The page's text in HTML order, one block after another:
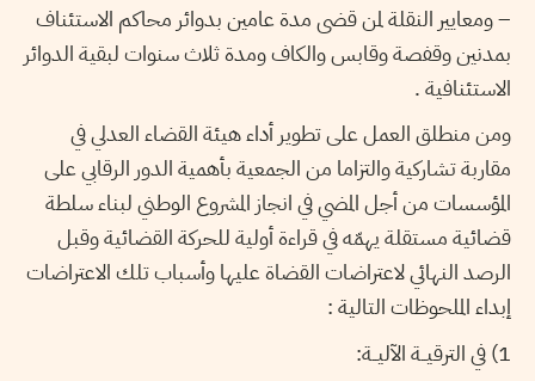
– ومعايير النقلة لمن قضى مدة عامين بدوائر محاكم الاستئناف
بمدنين وقفصة وقابس والكاف ومدة ثلاث سنوات لبقية الدوائر
الاستئنافية .
ومن منطلق العمل على تطوير أداء هيئة القضاء العدلي في
مقاربة تشاركية والتزاما من الجمعية بأهمية الدور الرقابي على
المؤسسات من أجل المضي في انجاز المشروع الوطني لبناء سلطة
قضائية مستقلة يهمّه في قراءة أولية للحركة القضائية وقبل
الرصد النهائي لاعتراضات القضاة عليها وأسباب تلك الاعتراضات
إبداء الملحوظات التالية :
1) في الترقيــة الآليــة: